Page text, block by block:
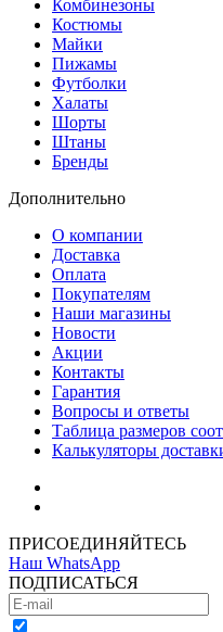
Комбинезоны
Костюмы
Майки
Пижамы
Футболки
Халаты
Шорты
Штаны
Бренды
Дополнительно
О компании
Доставка
Оплата
Покупателям
Наши магазины
Новости
Акции
Контакты
Гарантия
Вопросы и ответы
Таблица размеров
Калькуляторы
ПРИСОЕДИНЯЙТЕСЬ
Наш WhatsApp
ПОДПИСАТЬСЯ